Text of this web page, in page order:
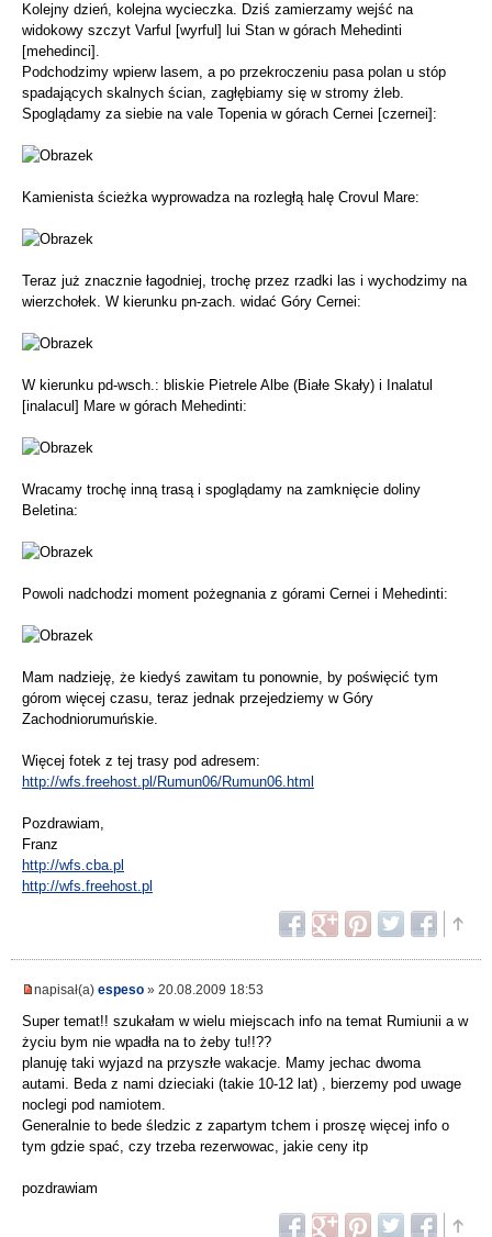
Kolejny dzień, kolejna wycieczka. Dziś zamierzamy wejść na
widokowy szczyt Varful [wyrful] lui Stan w górach Mehedinti
[mehedinci].
Podchodzimy wpierw lasem, a po przekroczeniu pasa polan u stóp
spadających skalnych ścian, zagłębiamy się w stromy żleb.
Spoglądamy za siebie na vale Topenia w górach Cernei [czernei]:
Kamienista ścieżka wyprowadza na rozległą halę Crovul Mare:
Teraz już znacznie łagodniej, trochę przez rzadki las i wychodzimy na
wierzchołek. W kierunku pn-zach. widać Góry Cernei:
W kierunku pd-wsch.: bliskie Pietrele Albe (Białe Skały) i Inalatul
[inalacul] Mare w górach Mehedinti:
Wracamy trochę inną trasą i spoglądamy na zamknięcie doliny
Beletina:
Powoli nadchodzi moment pożegnania z górami Cernei i Mehedinti:
Mam nadzieję, że kiedyś zawitam tu ponownie, by poświęcić tym
górom więcej czasu, teraz jednak przejedziemy w Góry
Zachodniorumuńskie.
Więcej fotek z tej trasy pod adresem:
http://wfs.freehost.pl/Rumun06/Rumun06.html
Pozdrawiam,
Franz
http://wfs.cba.pl
http://wfs.freehost.pl
napisał(a) espeso » 20.08.2009 18:53
Super temat!! szukałam w wielu miejscach info na temat Rumiunii a w
życiu bym nie wpadła na to żeby tu!!??
planuję taki wyjazd na przyszłe wakacje. Mamy jechac dwoma
autami. Beda z nami dzieciaki (takie 10-12 lat) , bierzemy pod uwage
noclegi pod namiotem.
Generalnie to bede śledzic z zapartym tchem i proszę więcej info o
tym gdzie spać, czy trzeba rezerwowac, jakie ceny itp
pozdrawiam